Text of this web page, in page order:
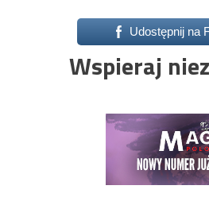
Udostępnij na
Wspieraj